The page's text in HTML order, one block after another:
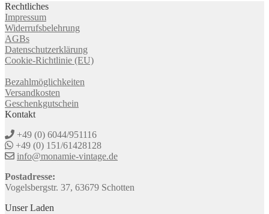
Rechtliches
Impressum
Widerrufsbelehrung
AGBs
Datenschutzerklärung
Cookie-Richtlinie (EU)
Bezahlmöglichkeiten
Versandkosten
Geschenkgutschein
Kontakt
+49 (0) 6044/951116
+49 (0) 151/61428128
info@monamie-vintage.de
Postadresse:
Vogelsbergstr. 37, 63679 Schotten
Unser Laden